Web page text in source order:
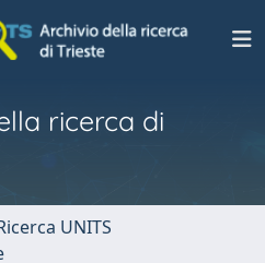
ricerca di
UNITS